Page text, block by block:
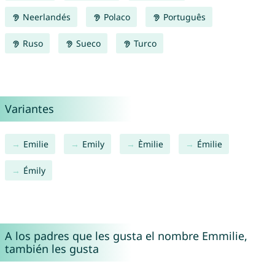
Neerlandés Polaco Português
Ruso Sueco Turco
Variantes
Emilie Emily Èmilie Émilie
Émily
A los padres que les gusta el nombre Emmilie,
también les gusta